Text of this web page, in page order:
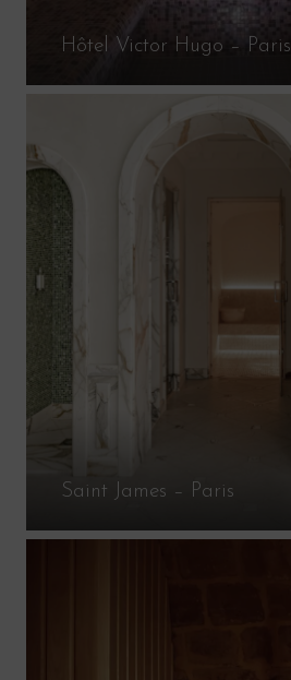
Hôtel Victor Hugo – Paris
Saint James – Paris